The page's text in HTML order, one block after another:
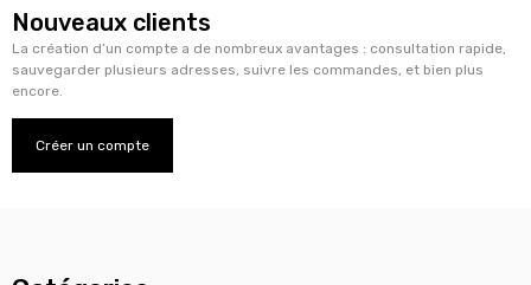
Nouveaux clients
La création d’un compte a de nombreux avantages : consultation rapide,
sauvegarder plusieurs adresses, suivre les commandes, et bien plus
encore.
Créer un compte